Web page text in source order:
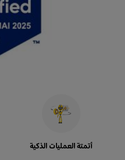
أتمتة العمليات الذكية